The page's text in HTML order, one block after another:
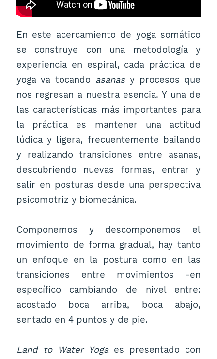
En este acercamiento de yoga somático
se construye con una metodología y
experiencia en espiral, cada práctica de
yoga va tocando asanasy procesos que
nos regresan a nuestra esencia. Y una de
las características más importantes para
la práctica es mantener una actitud
lúdica y ligera, frecuentemente bailando
y realizando transiciones entre asanas,
descubriendo nuevas formas, entrar y
salir en posturas desde una perspectiva
psicomotriz y biomecánica.
Componemos y descomponemos el
movimiento de forma gradual, hay tanto
un enfoque en la postura como en las
transiciones entre movimientos -en
específico cambiando de nivel entre:
acostado boca arriba, boca abajo,
sentado en 4 puntos y de pie.
Land to Water Yogaes presentado con